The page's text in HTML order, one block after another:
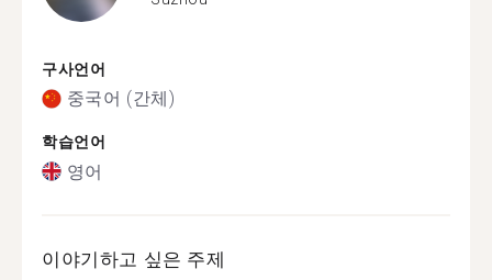
구사언어
중국어 (간체)
학습언어
영어
이야기하고 싶은 주제